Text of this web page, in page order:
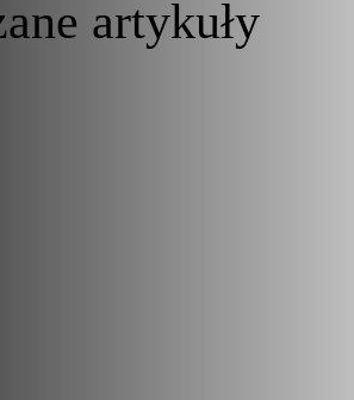
artykuły